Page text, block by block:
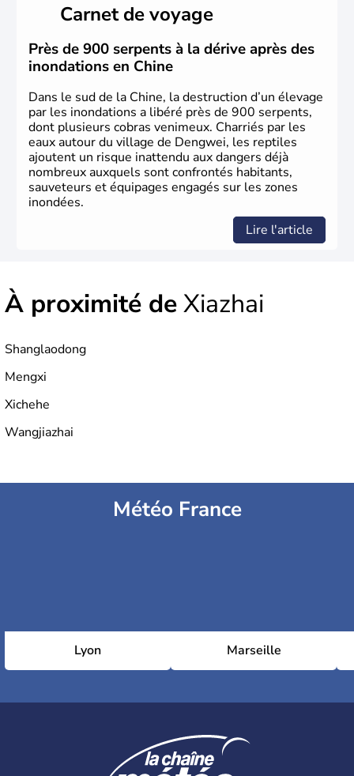
dynasties. La dynastie Qing a été la dernière à régner
jusqu'aux guerres de l'opium lorsque la Chine s'est
constituée comme nation et a retrouvé son indépendance
en 1945. Illustre pays en matière d'inventions avant-
gardistes, la Chine a été la première utilisatrice du papier,
de l'imprimerie à caractères mobiles, de la boussole et de
la poudre à canon.
Carnet de voyage
Près de 900 serpents à la dérive après des
inondations en Chine
Dans le sud de la Chine, la destruction d’un élevage
par les inondations a libéré près de 900 serpents,
dont plusieurs cobras venimeux. Charriés par les
eaux autour du village de Dengwei, les reptiles
ajoutent un risque inattendu aux dangers déjà
nombreux auxquels sont confrontés habitants,
sauveteurs et équipages engagés sur les zones
inondées.
Lire l'article
À proximité deXiazhai
Shanglaodong
Mengxi
Xichehe
Wangjiazhai
Météo France
Lyon Marseille